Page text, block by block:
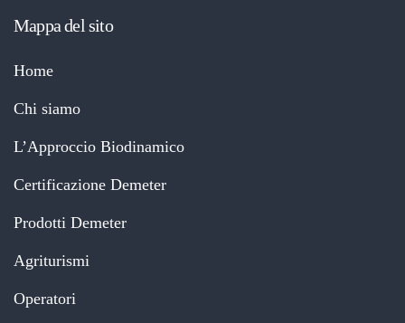
Mappa del sito
Home
Chi siamo
L’Approccio Biodinamico
Certificazione Demeter
Prodotti Demeter
Agriturismi
Operatori